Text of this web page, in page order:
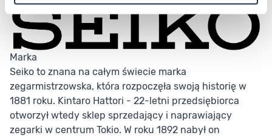
Marka
Seiko to znana na całym świecie marka
zegarmistrzowska, która rozpoczęła swoją historię w
1881 roku. Kintaro Hattori - 22-letni przedsiębiorca
otworzył wtedy sklep sprzedający i naprawiający
zegarki w centrum Tokio. W roku 1892 nabył on